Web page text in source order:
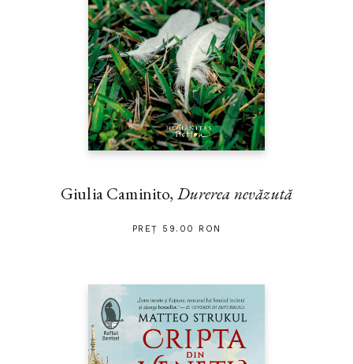
Giulia Caminito, Durerea nevăzută
PREȚ 59.00 RON